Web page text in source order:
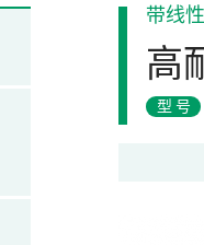
带线
高
型号